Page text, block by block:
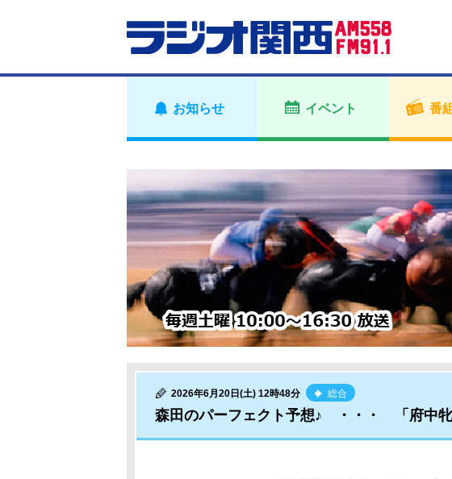
お知らせ イベント 番
2026年6月20日(土) 12時48分 総合
森田のパーフェクト予想♪ ・・・ 「府中牝